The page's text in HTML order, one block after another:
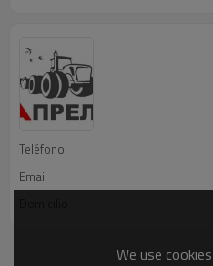
Teléfono
Email
We use